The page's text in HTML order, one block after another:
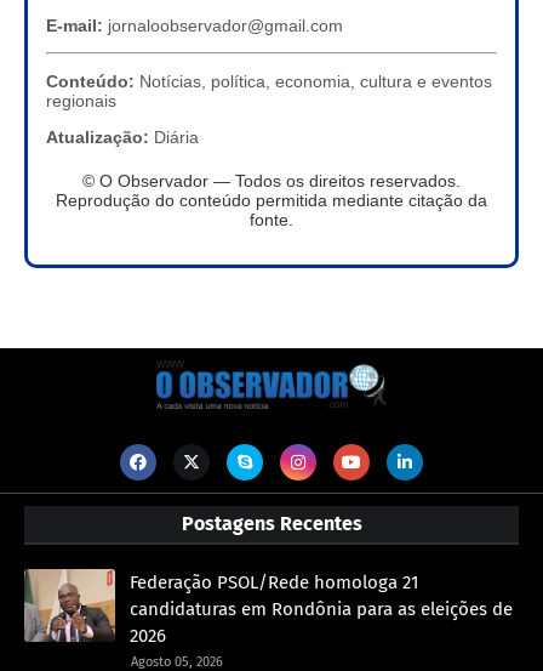
E-mail: jornaloobservador@gmail.com
Conteúdo: Notícias, política, economia, cultura e eventos
regionais
Atualização: Diária
© O Observador — Todos os direitos reservados.
Reprodução do conteúdo permitida mediante citação da
fonte.
Postagens Recentes
Federação PSOL/Rede homologa 21
candidaturas em Rondônia para as eleições de
2026
Agosto 05, 2026